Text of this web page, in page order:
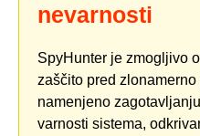
nevarnosti
SpyHunter je zmogljivo
zaščito pred
namenjeno
varnosti sistema,